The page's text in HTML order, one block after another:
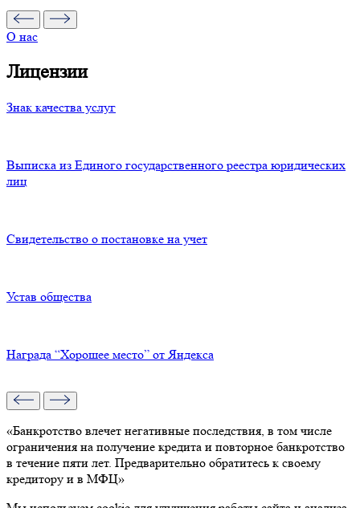
О нас
Лицензии
Знак качества услуг
Выписка из Единого государственного реестра юридических
лиц
Свидетельство о постановке на учет
Устав общества
Награда “Хорошее место” от Яндекса
«Банкротство влечет негативные последствия, в том числе
ограничения на получение кредита и повторное банкротство
в течение пяти лет. Предварительно обратитесь к своему
кредитору и в МФЦ»